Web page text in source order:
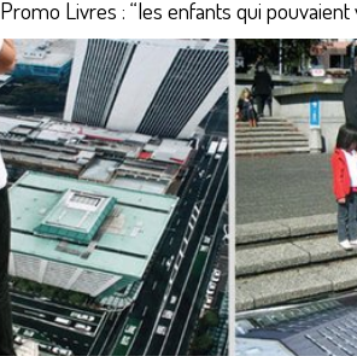
Promo Livres : “les enfants qui pouvaient